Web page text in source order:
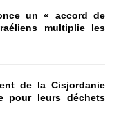
un « accord de
multiplie les
de la Cisjordanie
pour leurs déchets